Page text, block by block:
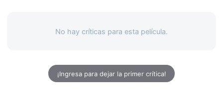
No hay críticas para esta película.
¡Ingresa para dejar la primer crítica!